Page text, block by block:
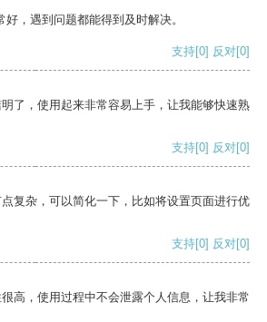
，遇到问题都能得到及时解决。
支持[0] 反对[0]
了，使用起来非常容易上手，让我能够快速熟
支持[0] 反对[0]
复杂，可以简化一下，比如将设置页面进行优
支持[0] 反对[0]
高，使用过程中不会泄露个人信息，让我非常